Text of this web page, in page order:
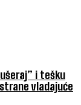
i tešku
vladajuće